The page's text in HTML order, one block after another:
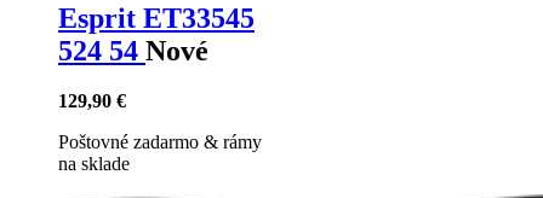
Esprit ET33545
524 54 Nové
129,90 €
Poštovné zadarmo & rámy
na sklade